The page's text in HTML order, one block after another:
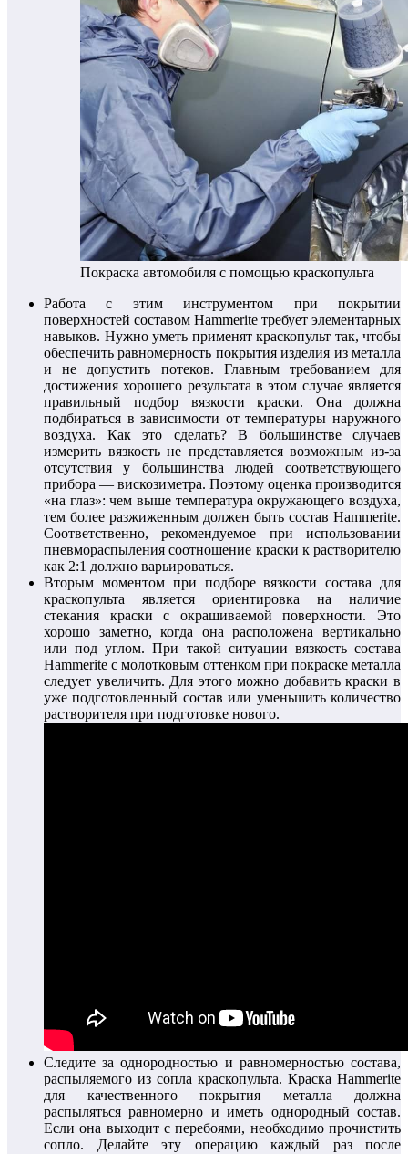
Покраска автомобиля с помощью краскопульта
Работа с этим инструментом при покрытии
поверхностей составом Hammerite требует элементарных
навыков. Нужно уметь применят краскопульт так, чтобы
обеспечить равномерность покрытия изделия из металла
и не допустить потеков. Главным требованием для
достижения хорошего результата в этом случае является
правильный подбор вязкости краски. Она должна
подбираться в зависимости от температуры наружного
воздуха. Как это сделать? В большинстве случаев
измерить вязкость не представляется возможным из-за
отсутствия у большинства людей соответствующего
прибора — вискозиметра. Поэтому оценка производится
«на глаз»: чем выше температура окружающего воздуха,
тем более разжиженным должен быть состав Hammerite.
Соответственно, рекомендуемое при использовании
пневмораспыления соотношение краски к растворителю
как 2:1 должно варьироваться.
Вторым моментом при подборе вязкости состава для
краскопульта является ориентировка на наличие
стекания краски с окрашиваемой поверхности. Это
хорошо заметно, когда она расположена вертикально
или под углом. При такой ситуации вязкость состава
Hammerite с молотковым оттенком при покраске металла
следует увеличить. Для этого можно добавить краски в
уже подготовленный состав или уменьшить количество
растворителя при подготовке нового.
Следите за однородностью и равномерностью состава,
распыляемого из сопла краскопульта. Краска Hammerite
для качественного покрытия металла должна
распыляться равномерно и иметь однородный состав.
Если она выходит с перебоями, необходимо прочистить
сопло. Делайте эту операцию каждый раз после